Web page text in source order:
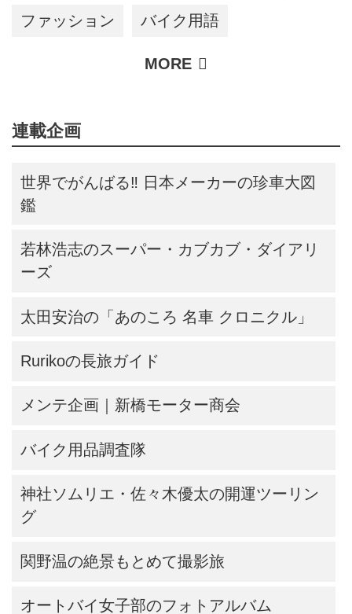
ファッション バイク用語
連載企画
世界でがんばる‼ 日本メーカーの珍車大図
鑑
若林浩志のスーパー・カブカブ・ダイアリ
ーズ
太田安治の「あのころ 名車 クロニクル」
Rurikoの長旅ガイド
メンテ企画｜新橋モーター商会
バイク用品調査隊
神社ソムリエ・佐々木優太の開運ツーリン
グ
関野温の絶景もとめて撮影旅
オートバイ女子部のフォトアルバム